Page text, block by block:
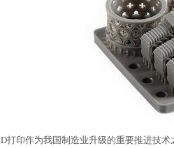
D打印作为我国制造业升级的重要推进技